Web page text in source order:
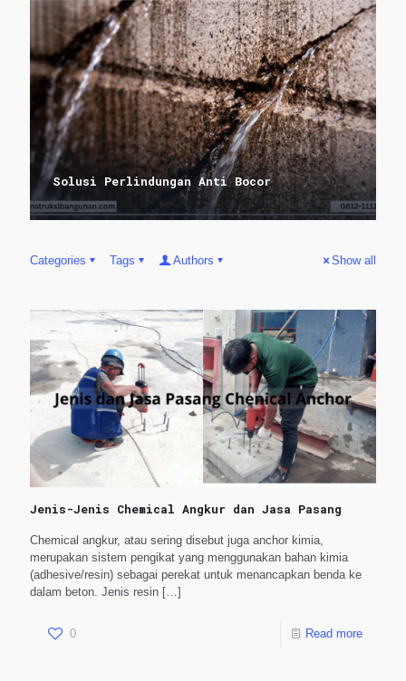
Solusi Perlindungan Anti Bocor
Categories Tags Authors Show all
Jenis-Jenis Chemical Angkur dan Jasa Pasang
Chemical angkur, atau sering disebut juga anchor kimia,
merupakan sistem pengikat yang menggunakan bahan kimia
(adhesive/resin) sebagai perekat untuk menancapkan benda ke
dalam beton. Jenis resin […]
0 Read more